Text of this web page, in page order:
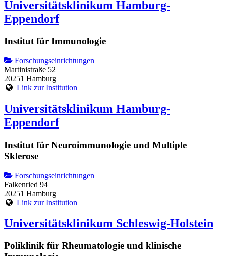
Universitätsklinikum Hamburg-
Eppendorf
Institut für Immunologie
Forschungseinrichtungen
Martinistraße 52
20251 Hamburg
Link zur Institution
Universitätsklinikum Hamburg-
Eppendorf
Institut für Neuroimmunologie und Multiple
Sklerose
Forschungseinrichtungen
Falkenried 94
20251 Hamburg
Link zur Institution
Universitätsklinikum Schleswig-Holstein
Poliklinik für Rheumatologie und klinische